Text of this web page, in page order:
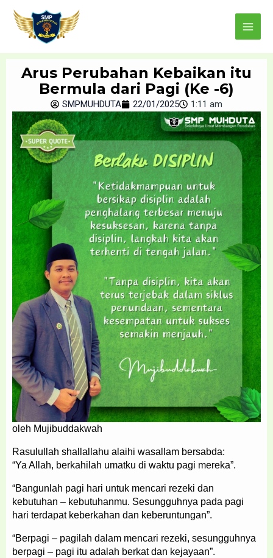
content
Main
Menu
Arus Perubahan Kebaikan itu
Bermula dari Pagi (Ke -6)
SMPMUHDUTA 22/01/2025 1:11 am
oleh Mujibuddakwah
Rasulullah shallallahu alaihi wasallam bersabda:
“Ya Allah, berkahilah umatku di waktu pagi mereka”.
“Bangunlah pagi hari untuk mencari rezeki dan
kebutuhan – kebutuhanmu. Sesungguhnya pada pagi
hari terdapat keberkahan dan keberuntungan”.
“Berpagi – pagilah dalam mencari rezeki, sesungguhnya
berpagi – pagi itu adalah berkat dan kejayaan”.